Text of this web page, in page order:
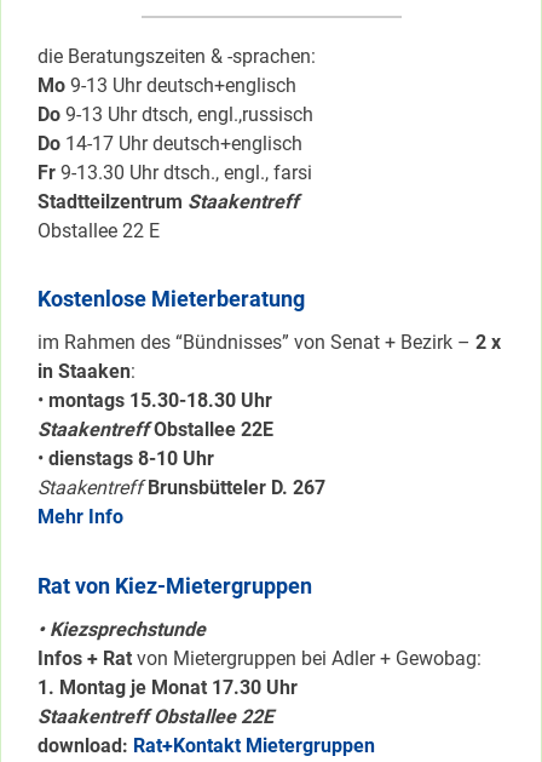
die Beratungszeiten & -sprachen:
Mo 9-13 Uhr deutsch+englisch
Do 9-13 Uhr dtsch, engl.,russisch
Do 14-17 Uhr deutsch+englisch
Fr 9-13.30 Uhr dtsch., engl., farsi
Stadtteilzentrum Staakentreff
Obstallee 22 E
Kostenlose Mieterberatung
im Rahmen des “Bündnisses” von Senat + Bezirk – 2 x
in Staaken:
• montags 15.30-18.30 Uhr
Staakentreff Obstallee 22E
• dienstags 8-10 Uhr
Staakentreff Brunsbütteler D. 267
Mehr Info
Rat von Kiez-Mietergruppen
• Kiezsprechstunde
Infos + Rat von Mietergruppen bei Adler + Gewobag:
1. Montag je Monat 17.30 Uhr
Staakentreff Obstallee 22E
download: Rat+Kontakt Mietergruppen